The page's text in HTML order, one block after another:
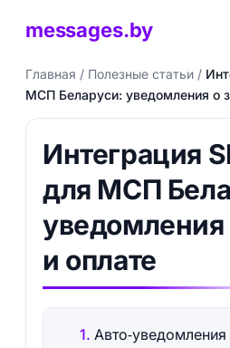
messages.by
Главная / Полезные статьи/
МСП Беларуси: уведомления о
Интеграция
для МСП
уведомления
и оплате